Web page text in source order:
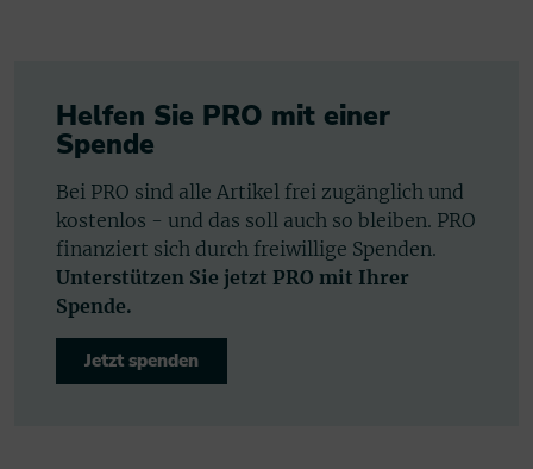
Helfen Sie PRO mit einer
Spende
Bei PRO sind alle Artikel frei zugänglich und
kostenlos - und das soll auch so bleiben. PRO
finanziert sich durch freiwillige Spenden.
Unterstützen Sie jetzt PRO mit Ihrer
Spende.
Jetzt spenden